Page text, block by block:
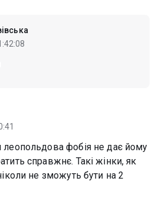
леопольдова фобія не дає йому
справжнє. Такі жінки, як
не зможуть бути на 2